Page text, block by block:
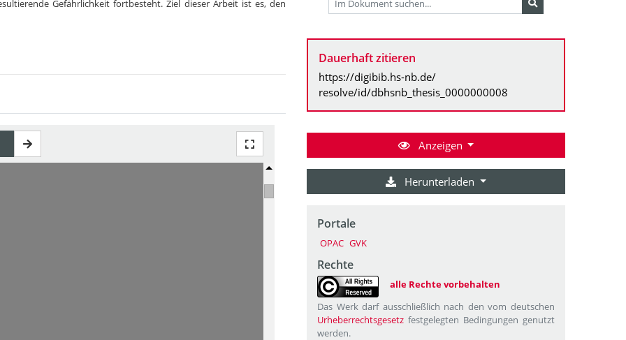
Gefährlichkeit fortbesteht. Ziel dieser Arbeit ist es, den
Dauerhaft zitieren
https://digibib.hs-nb.de/
resolve/id/dbhsnb_thesis_0000000008
Anzeigen
Herunterladen
Portale
OPAC GVK
Rechte
alle Rechte vorbehalten
Das Werk darf ausschließlich nach den vom deutschen
Urheberrechtsgesetz festgelegten Bedingungen genutzt
werden.